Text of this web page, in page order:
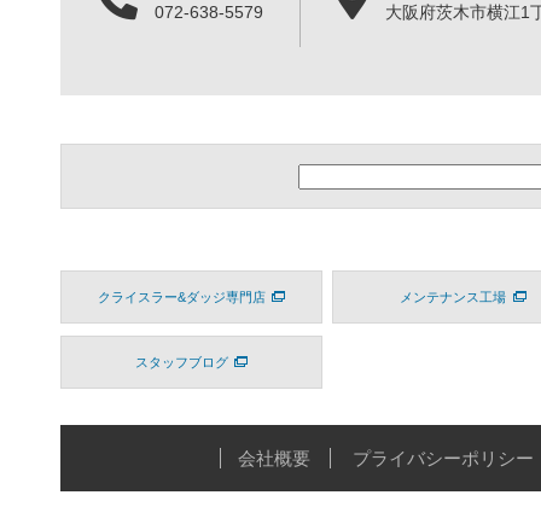
072-638-5579
大阪府茨木市横江1
クライスラー&ダッジ専門店 メンテナンス工場
スタッフブログ
会社概要 プライバシーポリシー